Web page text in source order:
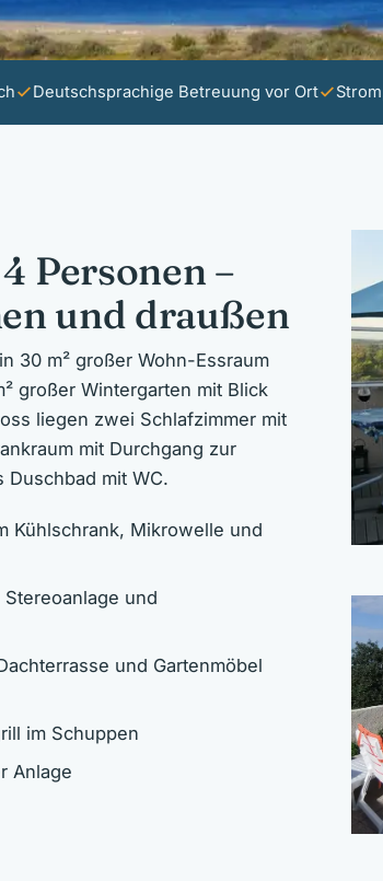
Deutschsprachige Betreuung vor Ort
Personen –
und draußen
30 m² großer Wohn-Essraum
großer Wintergarten mit Blick
liegen zwei Schlafzimmer mit
mit Durchgang zur
mit WC.
Kühlschrank, Mikrowelle und
und
und Gartenmöbel
im Schuppen
Anlage